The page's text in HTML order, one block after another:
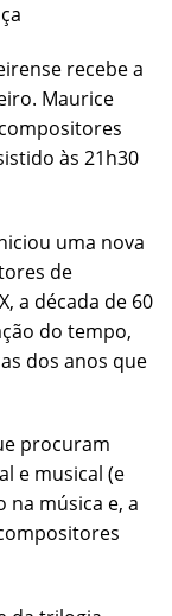
recebe a
Maurice
às 21h30
uma nova
de
a década de 60
do tempo,
dos anos que
procuram
e musical (e
música e, a